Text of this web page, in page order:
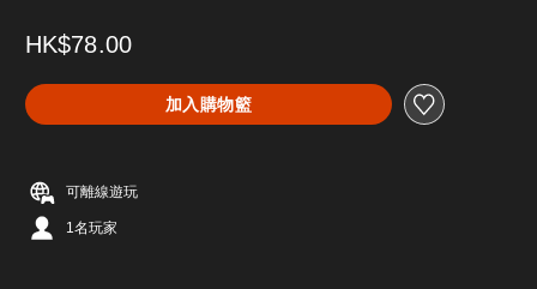
HK$78.00
加入購物籃
可離線遊玩
1名玩家